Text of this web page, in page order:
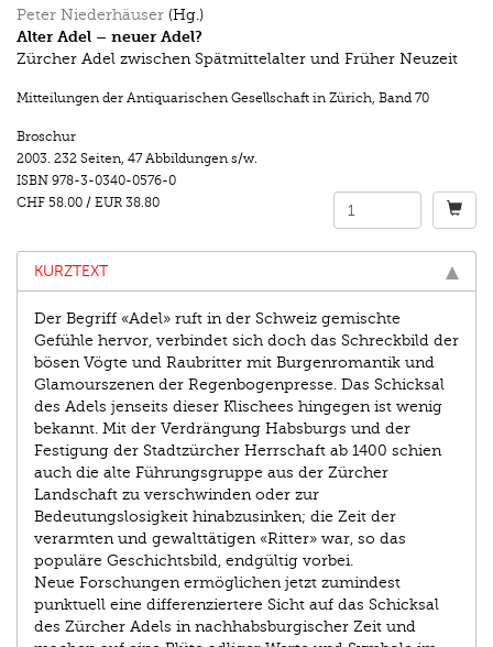
Peter Niederhäuser (Hg.)
Alter Adel – neuer Adel?
Zürcher Adel zwischen Spätmittelalter und Früher Neuzeit
Mitteilungen der Antiquarischen Gesellschaft in Zürich, Band 70
Broschur
2003. 232 Seiten, 47 Abbildungen s/w.
ISBN 978-3-0340-0576-0
CHF 58.00 / EUR 38.80
KURZTEXT
Der Begriff «Adel» ruft in der Schweiz gemischte
Gefühle hervor, verbindet sich doch das Schreckbild der
bösen Vögte und Raubritter mit Burgenromantik und
Glamourszenen der Regenbogenpresse. Das Schicksal
des Adels jenseits dieser Klischees hingegen ist wenig
bekannt. Mit der Verdrängung Habsburgs und der
Festigung der Stadtzürcher Herrschaft ab 1400 schien
auch die alte Führungsgruppe aus der Zürcher
Landschaft zu verschwinden oder zur
Bedeutungslosigkeit hinabzusinken; die Zeit der
verarmten und gewalttätigen «Ritter» war, so das
populäre Geschichtsbild, endgültig vorbei.
Neue Forschungen ermöglichen jetzt zumindest
punktuell eine differenziertere Sicht auf das Schicksal
des Zürcher Adels in nachhabsburgischer Zeit und